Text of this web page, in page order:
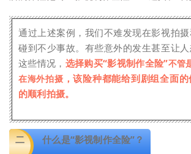
通过上述案例，我们不难发现在影视拍
碰到不少事故。有些意外的发生甚至让
这些情况， 选择购买“影视制作全险”不管
在海外拍摄 ，该险种都能给到剧组全面
的顺利拍摄。
二 什么是“影视制作全险”？